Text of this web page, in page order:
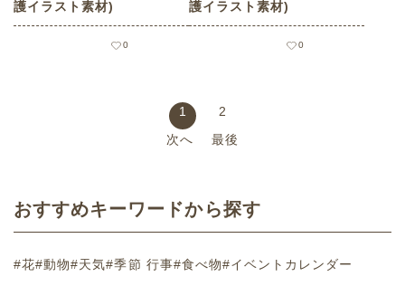
護イラスト素材)
0
護イラスト素材)
0
1
2
次へ
最後
おすすめキーワードから探す
#花#動物#天気#季節 行事#食べ物#イベントカレンダー